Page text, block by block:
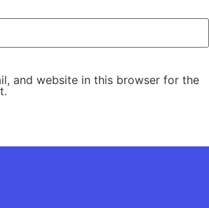
and website in this browser for the